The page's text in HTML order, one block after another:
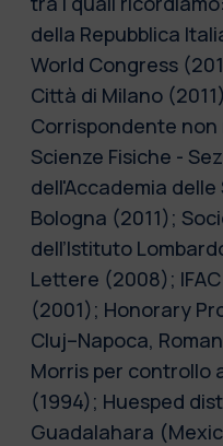
della Repubblica
World Congress
Città di Milano
Corrispondente
Scienze Fisiche -
dell'Accademia
Bologna (2011);
dell’Istituto
Lettere (2008);
(2001); Honorary
Cluj–Napoca,
Morris per controllo
(1994); Huesped
Guadalahara